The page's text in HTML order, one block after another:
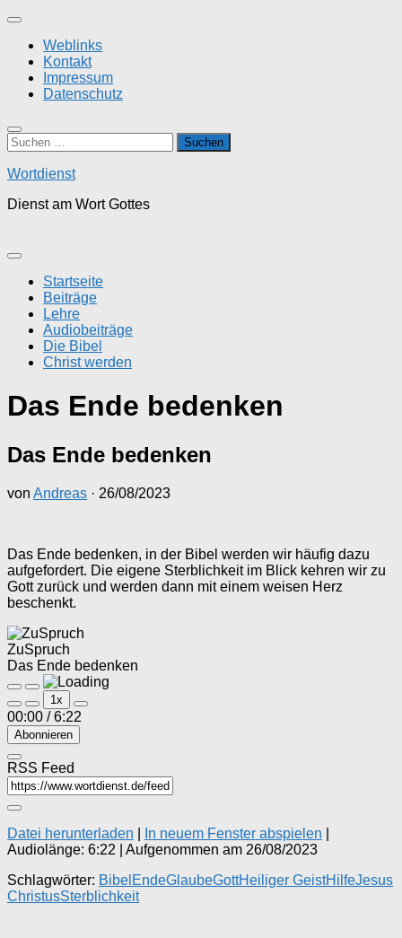
Zum
springenWeblinks
Kontakt
Impressum
Datenschutz
Suchen
nach:
Wortdienst
Dienst am Wort Gottes
Startseite
Beiträge
Lehre
Audiobeiträge
Die Bibel
Christ werden
Das Ende bedenken
Das Ende bedenken
von Andreas · 26/08/2023
Das Ende bedenken, in der Bibel werden wir häufig dazu
aufgefordert. Die eigene Sterblichkeit im Blick kehren wir zu
Gott zurück und werden dann mit einem weisen Herz
beschenkt.
ZuSpruch
Das Ende bedenken
Play
Episode
Pause
Episode
1x
00:00 / 6:22
Abonnieren
RSS Feed
Datei herunterladen In neuem Fenster abspielen
Audiolänge: 6:22
Aufgenommen am 26/08/2023
Schlagwörter: Bibel EndeGlaubeGottHeiliger GeistHilfeJesus
ChristusSterblichkeit